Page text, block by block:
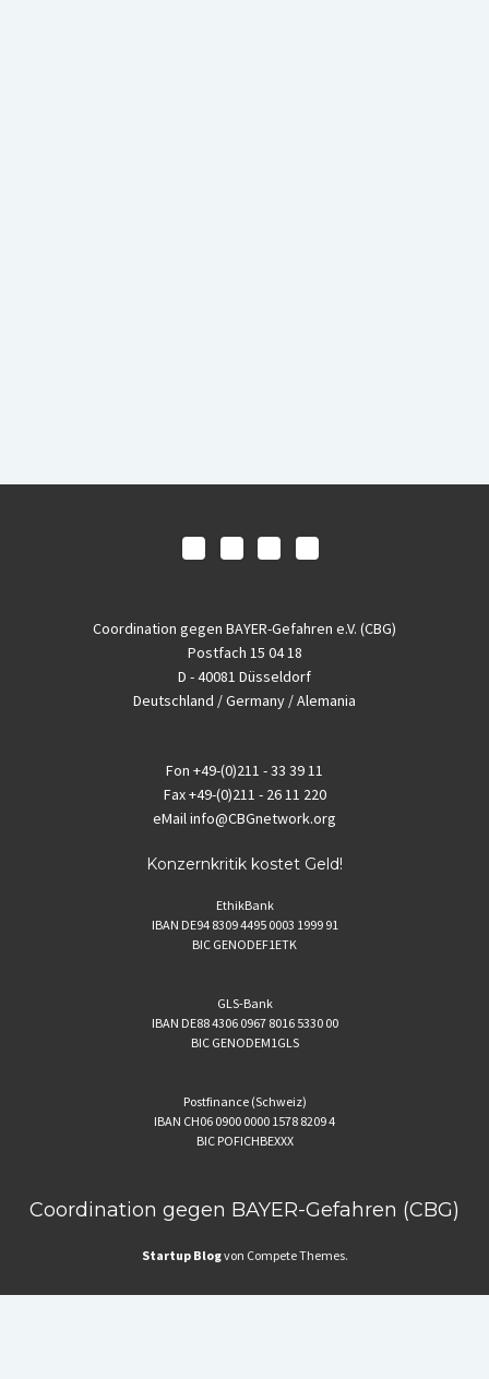
Coordination gegen BAYER-Gefahren e.V. (CBG)
Postfach 15 04 18
D - 40081 Düsseldorf
Deutschland / Germany / Alemania
Fon +49-(0)211 - 33 39 11
Fax+49-(0)211 - 26 11 220
eMailinfo@CBGnetwork.org
Konzernkritik kostet Geld!
EthikBank
IBAN DE94 8309 4495 0003 1999 91
BIC GENODEF1ETK
GLS-Bank
IBAN DE88 4306 0967 8016 5330 00
BIC GENODEM1GLS
Postfinance (Schweiz)
IBAN CH06 0900 0000 1578 8209 4
BIC POFICHBEXXX
Coordination gegen BAYER-Gefahren (CBG)
Startup Blogvon Compete Themes.